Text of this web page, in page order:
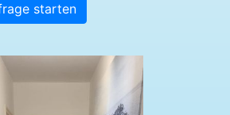
starten